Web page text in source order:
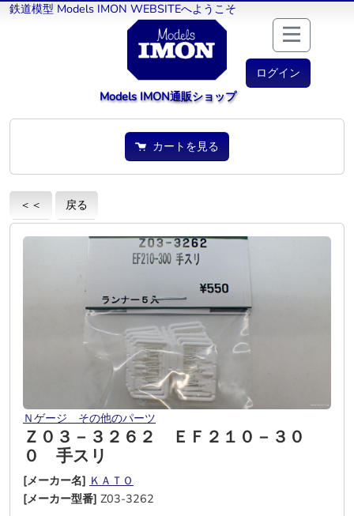
鉄道模型 Models IMON WEBSITEへようこそ
ログイン
Models IMON通販ショップ
カートを見る
＜＜ 戻る
Ｎゲージ その他のパーツ
Ｚ０３－３２６２ ＥＦ２１０－３０
０ 手スリ
[メーカー名] ＫＡＴＯ
[メーカー型番] Z03-3262